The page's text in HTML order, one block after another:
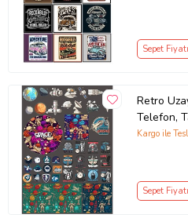
Sepet Fiyatı
Retro
Telefon,
Sticker
Kargo ile
Sepet Fiyatı